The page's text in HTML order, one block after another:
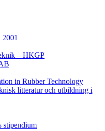
– HKGP
in Rubber Technology
litteratur och utbildning i
stipendium